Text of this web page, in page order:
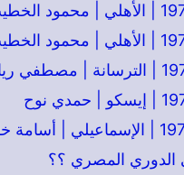
الدوري المصري ؟؟